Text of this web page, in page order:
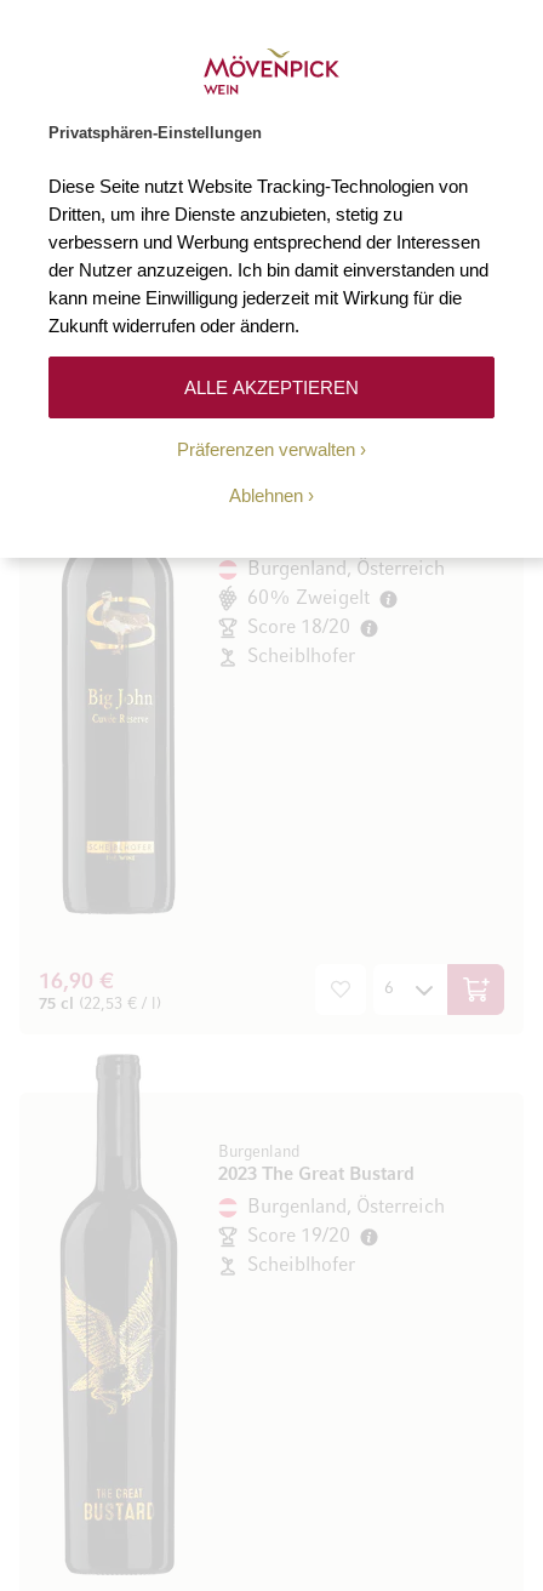
Privatsphären-Einstellungen
Diese Seite nutzt Website Tracking-Technologien von
Dritten, um ihre Dienste anzubieten, stetig zu
verbessern und Werbung entsprechend der Interessen
der Nutzer anzuzeigen. Ich bin damit einverstanden und
kann meine Einwilligung jederzeit mit Wirkung für die
Zukunft widerrufen oder ändern.
Präferenzen verwalten
Ablehnen
ALLE AKZEPTIEREN
Burgenland 16
8
Burgenland
Burgenland, Österreich
60% Zweigelt
Score 18/20
Scheiblhofer
16,90 €
75 cl (22,53 € / l) In den
Burgenland
2023 The Great Bustard
Burgenland, Österreich
Score 19/20
Scheiblhofer